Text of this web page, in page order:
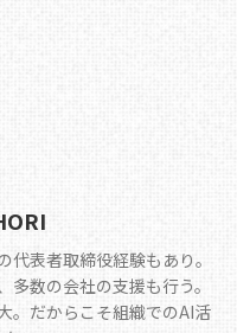
表者取締役経験もあり。
数の会社の支援も行う。
。だからこそ組織でのAI活